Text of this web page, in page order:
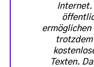
Internet.
ermöglichen
trotzdem
Texten.